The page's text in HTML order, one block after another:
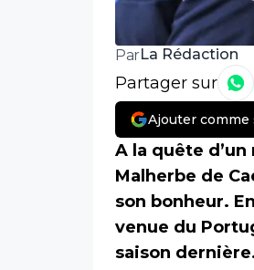
ParLa Rédaction
Partager sur
Ajouter comme
A la quête
Malherbe de
son bonheur.
venue du
saison